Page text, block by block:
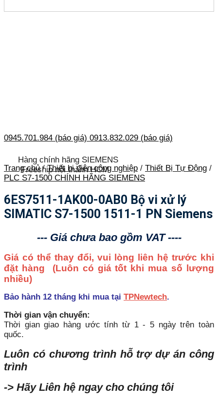
0945.701.984 (báo giá) 0913.832.029 (báo giá)
Hàng chính hãng SIEMENS
Freeship nội thành HCM
Trang chủ / Thiết bị điện công nghiệp / Thiết Bị Tự Động /
PLC S7-1500 CHÍNH HÃNG SIEMENS
6ES7511-1AK00-0AB0 Bộ vi xử lý
SIMATIC S7-1500 1511-1 PN Siemens
--- Giá chưa bao gồm VAT ----
Giá có thể thay đổi, vui lòng liên hệ trước khi
đặt hàng (Luôn có giá tốt khi mua số lượng
nhiều)
Bảo hành 12 tháng khi mua tại TPNewtech.
Thời gian vận chuyển:
Thời gian giao hàng ước tính từ 1 - 5 ngày trên toàn
quốc.
Luôn có chương trình hỗ trợ dự án công
trình
-> Hãy Liên hệ ngay cho chúng tôi